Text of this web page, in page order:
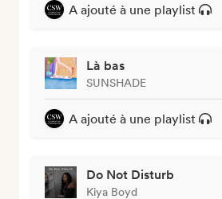
A ajouté à une playlist
Là bas
SUNSHADE
A ajouté à une playlist
Do Not Disturb
Kiya Boyd